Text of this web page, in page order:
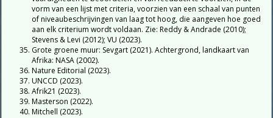
vorm van een lijst met criteria, voorzien van een schaal van punten
of niveaubeschrijvingen van laag tot hoog, die aangeven hoe goed
aan elk criterium wordt voldaan. Zie: Reddy & Andrade (2010);
Stevens & Levi (2012); VU (2023).
Grote groene muur: Sevgart (2021). Achtergrond, landkaart van
Afrika: NASA (2002).
Nature Editorial (2023).
UNCCD (2023).
Afrik21 (2023).
Masterson (2022).
Mitchell (2023).